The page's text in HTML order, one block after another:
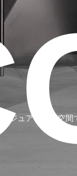
ジュアリーな空